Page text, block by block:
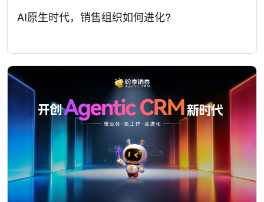
AI原生时代，销售组织如何进化?